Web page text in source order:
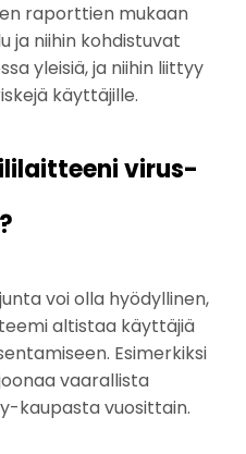
raporttien mukaan
ja niihin kohdistuvat
yleisiä, ja niihin liittyy
käyttäjille.
virus­
voi olla hyödyllinen,
altistaa käyttäjiä
Esimerkiksi
vaarallista
kaupasta vuosittain.